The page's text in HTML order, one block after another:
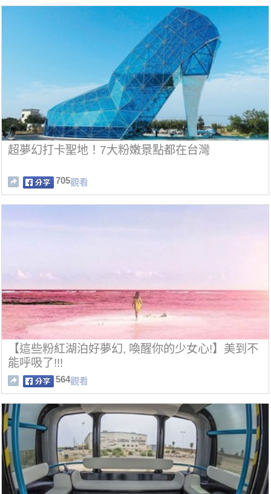
超夢幻打卡聖地！7大粉嫩景點都在台灣
705觀看
【這些粉紅湖泊好夢幻, 喚醒你的少女心!】美到不
能呼吸了!!!
564觀看